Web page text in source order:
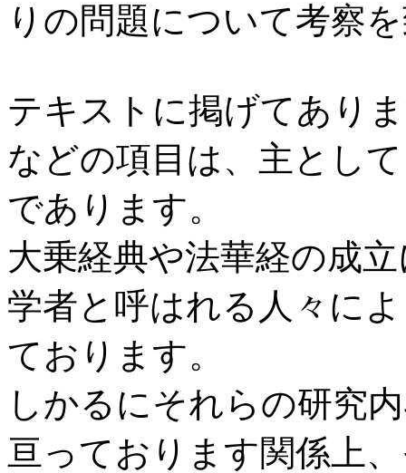
りの問題について考察
テキストに掲げてあり
などの項目は、主とし
であります。
大乗経典や法華経の成
学者と呼はれる人々に
ております。
しかるにそれらの研究
亘っております関係上